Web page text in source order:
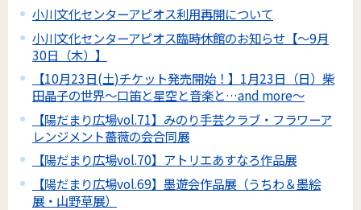
小川文化センターアピオス利用再開について
小川文化センターアピオス臨時休館のお知らせ【～9月
30日（木）】
【10月23日(土)チケット発売開始！】1月23日（日）柴
田晶子の世界～口笛と星空と音楽と…and more～
【陽だまり広場vol.71】みのり手芸クラブ・フラワーア
レンジメント薔薇の会合同展
【陽だまり広場vol.70】アトリエあすなろ作品展
【陽だまり広場vol.69】墨遊会作品展（うちわ＆墨絵
展・山野草展）